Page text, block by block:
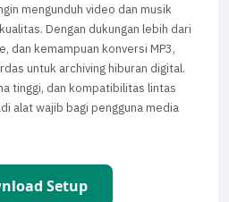
mengunduh video dan musik
Dengan dukungan lebih dari
dan kemampuan konversi MP3,
untuk archiving hiburan digital.
tinggi, dan kompatibilitas lintas
alat wajib bagi pengguna media
Setup